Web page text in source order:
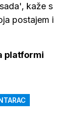
kaže s
postajem i
platformi